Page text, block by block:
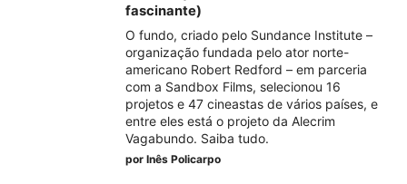
fascinante)
O fundo, criado pelo Sundance Institute –
organização fundada pelo ator norte-
americano Robert Redford – em parceria
com a Sandbox Films, selecionou 16
projetos e 47 cineastas de vários países, e
entre eles está o projeto da Alecrim
Vagabundo. Saiba tudo.
por Inês Policarpo